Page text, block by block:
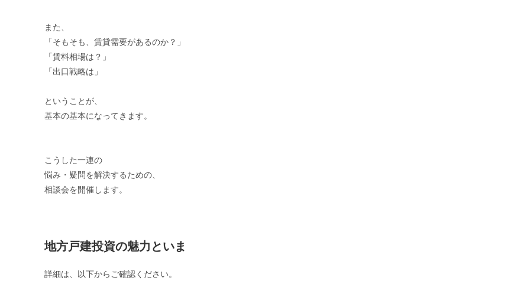
また、
「そもそも、賃貸需要があるのか？」
「賃料相場は？」
「出口戦略は」
ということが、
基本の基本になってきます。
こうした一連の
悩み・疑問を解決するための、
相談会を開催します。
地方戸建投資の魅力といま
詳細は、以下からご確認ください。